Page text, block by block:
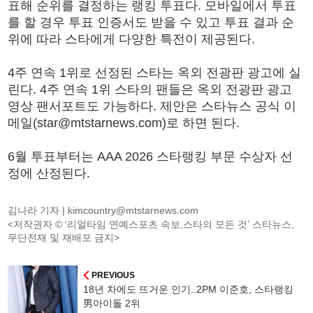
표해 순위를 결정하는 랭킹 투표다. 모바일에서 투표
를 할 경우 투표 인증서도 받을 수 있고 투표 결과 순
위에 따라 스타에게 다양한 특전이 제공된다.
4주 연속 1위로 선정된 스타는 옥외 전광판 광고에 실
린다. 4주 연속 1위 스타의 팬들은 옥외 전광판 광고
영상 팬서포트도 가능하다. 제안은 스타뉴스 공식 이
메일(star@mtstarnews.com)로 하면 된다.
6월 투표부터는 AAA 2026 스타랭킹 부문 수상자 선
정에 산정된다.
김나라 기자 | kimcountry@mtstarnews.com
<저작권자 © ‘리얼타임 연예스포츠 속보,스타의 모든 것’ 스타뉴스,
무단전재 및 재배포 금지>
PREVIOUS
18년 차에도 뜨거운 인기..2PM 이준호, 스타랭킹
男아이돌 2위